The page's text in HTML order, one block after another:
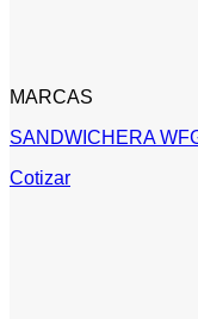
MARCAS
SANDWICHERA
Cotizar